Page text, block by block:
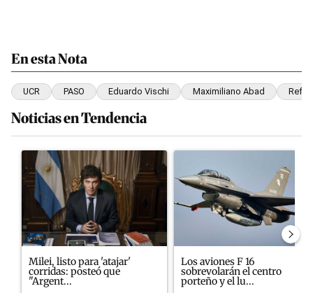
En esta Nota
UCR PASO Eduardo Vischi Maximiliano Abad
Noticias en Tendencia
Este listado muestra los artículos con más comentarios en los
Un artículo de tendencia con el título "Milei, listo para 'atajar'
Milei, listo para 'atajar'
corridas: posteó que
"Argent...
Un artículo de tendencia con
Los aviones F 16
sobrevolarán el centro
porteño y el lu...